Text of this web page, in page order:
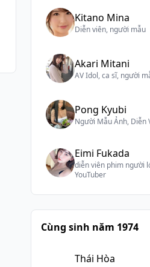
Kitano Mina
Diễn viên, người mẫu
Akari Mitani
AV Idol, ca sĩ, người
Pong Kyubi
Người Mẫu Ảnh, Diễn
Eimi Fukada
diễn viên phim người
YouTuber
Cùng sinh năm 1974
Thái Hòa